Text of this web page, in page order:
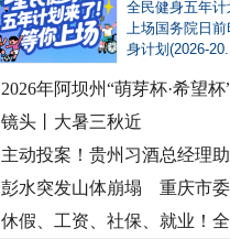
中国公
中国法
春天里的科技盛宴
全民健身五年
上场国务院日
身计划(2026-
2026年阿坝州“萌芽杯·希望杯
镜头丨大暑三秋近
主动投案！贵州习酒总经理
彭水突发山体崩塌 重庆市委
休假、工资、社保、就业！